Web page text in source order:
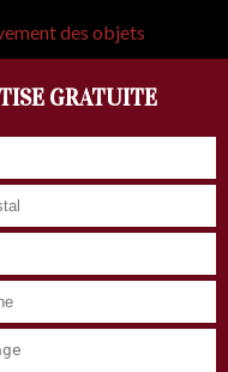
des objets
GRATUITE